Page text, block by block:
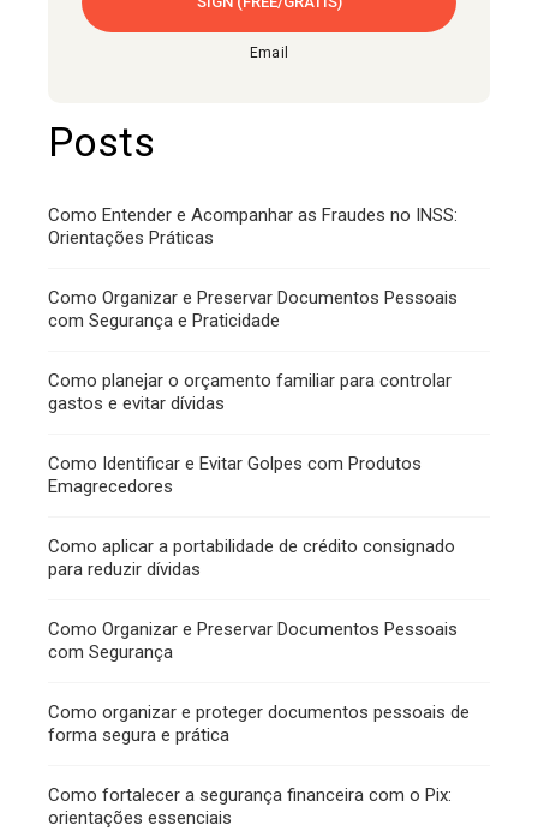
Email
Posts
Como Entender e Acompanhar as Fraudes no INSS:
Orientações Práticas
Como Organizar e Preservar Documentos Pessoais
com Segurança e Praticidade
Como planejar o orçamento familiar para controlar
gastos e evitar dívidas
Como Identificar e Evitar Golpes com Produtos
Emagrecedores
Como aplicar a portabilidade de crédito consignado
para reduzir dívidas
Como Organizar e Preservar Documentos Pessoais
com Segurança
Como organizar e proteger documentos pessoais de
forma segura e prática
Como fortalecer a segurança financeira com o Pix:
orientações essenciais